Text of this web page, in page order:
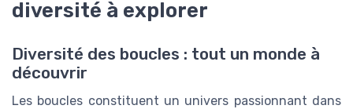
diversité à explorer
Diversité des boucles : tout un monde à
découvrir
Les boucles constituent un univers passionnant dans